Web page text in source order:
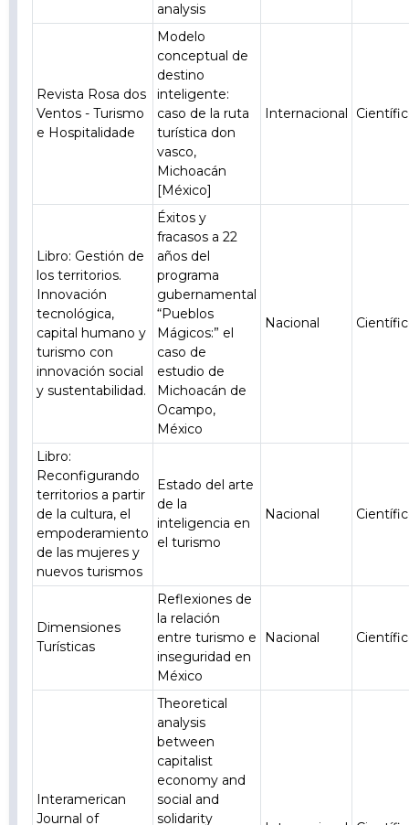
analysis
Revista Rosa dos
Ventos - Turismo
e Hospitalidade
Modelo
conceptual de
destino
inteligente:
caso de la ruta
turística don
vasco,
Michoacán
[México]
Internacional
Libro: Gestión de
los territorios.
Innovación
tecnológica,
capital humano y
turismo con
innovación social
y sustentabilidad.
Éxitos y
fracasos a 22
años del
programa
gubernamental
“Pueblos
Mágicos:” el
caso de
estudio de
Michoacán de
Ocampo,
México
Nacional
Libro:
Reconfigurando
territorios a partir
de la cultura, el
empoderamiento
de las mujeres y
nuevos turismos
Estado del arte
de la
inteligencia en
el turismo
Nacional
Dimensiones
Turísticas
Reflexiones de
la relación
entre turismo e
inseguridad en
México
Nacional
Interamerican
Journal of
Theoretical
analysis
between
capitalist
economy and
social and
solidarity